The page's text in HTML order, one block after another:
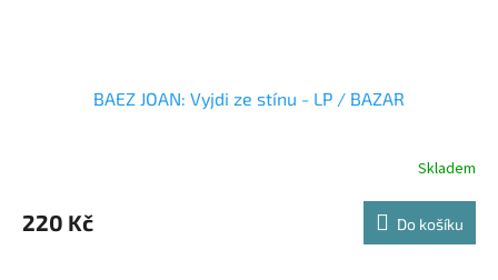
BAEZ JOAN: Vyjdi ze stínu - LP / BAZAR
Skladem
220 Kč Do košíku